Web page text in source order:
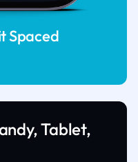
Spaced
Tablet,